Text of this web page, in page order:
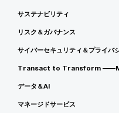
サステナビリティ
リスク＆ガバナンス
サイバーセキュリティ＆プライバ
Transact to Transform
データ＆AI
マネージドサービス